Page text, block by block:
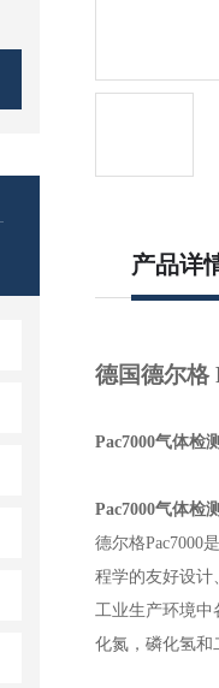
产品详
德国德尔格
Pac7000气体检
Pac7000气体检
德尔格Pac7000
程学的友好设计
工业生产环境中
化氮，磷化氢和